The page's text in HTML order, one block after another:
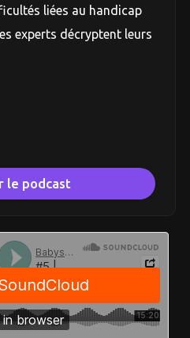
liées au handicap
experts décryptent leurs
le podcast